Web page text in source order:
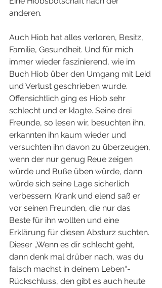
anderen.
Auch Hiob hat alles verloren, Besitz,
Familie, Gesundheit. Und für mich
immer wieder faszinierend, wie im
Buch Hiob über den Umgang mit Leid
und Verlust geschrieben wurde.
Offensichtlich ging es Hiob sehr
schlecht und er klagte. Seine drei
Freunde, so lesen wir, besuchten ihn,
erkannten ihn kaum wieder und
versuchten ihn davon zu überzeugen,
wenn der nur genug Reue zeigen
würde und Buße üben würde, dann
würde sich seine Lage sicherlich
verbessern. Krank und elend saß er
vor seinen Freunden, die nur das
Beste für ihn wollten und eine
Erklärung für diesen Absturz suchten.
Dieser „Wenn es dir schlecht geht,
dann denk mal drüber nach, was du
falsch machst in deinem Leben“-
Rückschluss, den gibt es auch heute